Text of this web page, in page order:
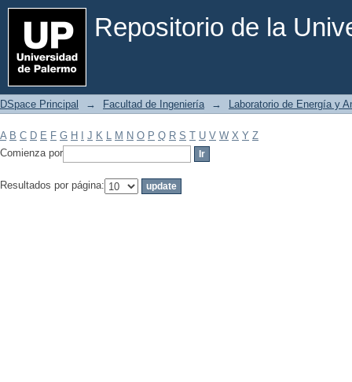
Repositorio de la
Filtrar por: Materia
DSpace Principal → Facultad de Ingeniería → Laboratorio de Energía y
A B C D E F G H J K L M N O P Q R S T U V W X Y Z
Comienza por
Resultados por página: